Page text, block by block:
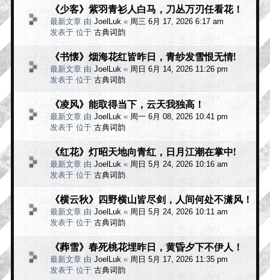
《少客》紫羽青衫人白马，刀丛万刃任看花！
最新文章 由 JoelLuk « 周三 6月 17, 2026 6:17 am
发表于 位于 古典词韵
《书懐》烟海花红皆昨日，青纱发雪恨无情!
最新文章 由 JoelLuk « 周日 6月 14, 2026 11:26 pm
发表于 位于 古典词韵
《凌风》能取得当下，云天我独高！
最新文章 由 JoelLuk « 周一 6月 08, 2026 10:41 pm
发表于 位于 古典词韵
《红花》灯昭天地向青红，日月江潮在掌中!
最新文章 由 JoelLuk « 周日 5月 24, 2026 10:16 am
发表于 位于 古典词韵
《横云秋》四野横山皆尽剑，人间何处不潇风！
最新文章 由 JoelLuk « 周日 5月 24, 2026 10:11 am
发表于 位于 古典词韵
《葬雪》春死桃花埋昨日，黄昏夕下不伊人！
最新文章 由 JoelLuk « 周日 5月 17, 2026 11:35 pm
发表于 位于 古典词韵